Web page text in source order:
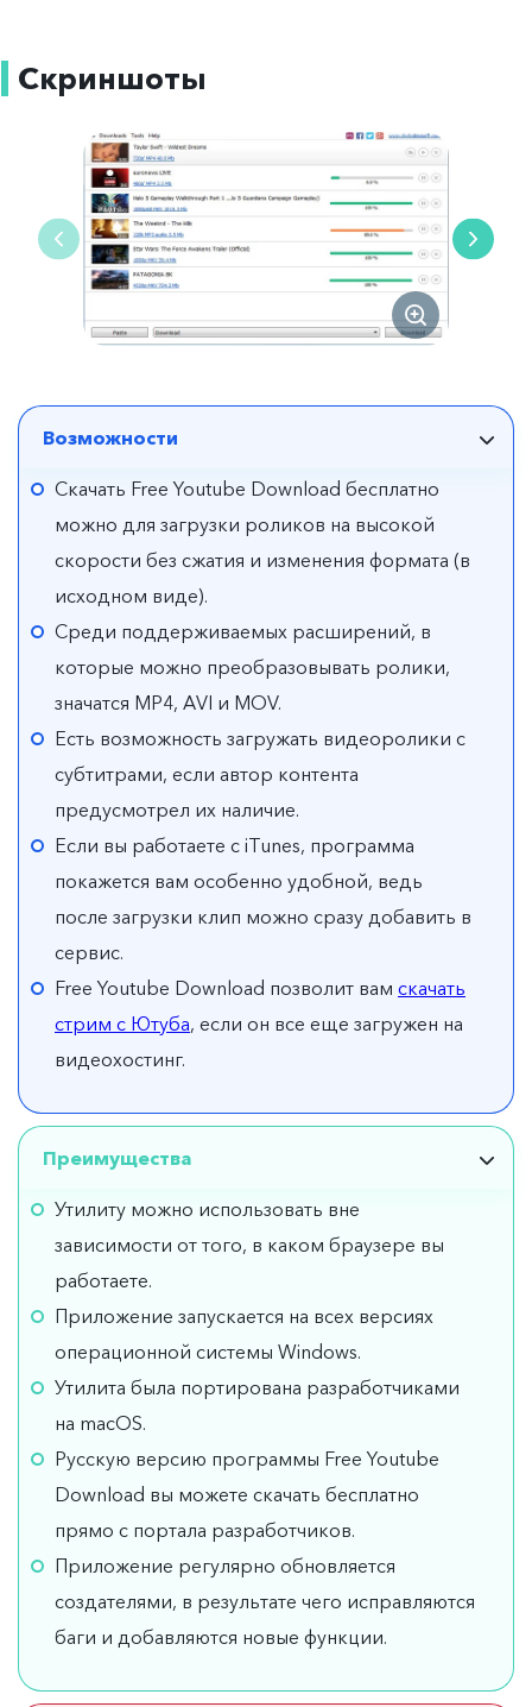
Скриншоты
Возможности
Скачать Free Youtube Download бесплатно
можно для загрузки роликов на высокой
скорости без сжатия и изменения формата (в
исходном виде).
Среди поддерживаемых расширений, в
которые можно преобразовывать ролики,
значатся MP4, AVI и MOV.
Есть возможность загружать видеоролики с
субтитрами, если автор контента
предусмотрел их наличие.
Если вы работаете с iTunes, программа
покажется вам особенно удобной, ведь
после загрузки клип можно сразу добавить в
сервис.
Free Youtube Download позволит вам скачать
стрим с Ютуба, если он все еще загружен на
видеохостинг.
Преимущества
Утилиту можно использовать вне
зависимости от того, в каком браузере вы
работаете.
Приложение запускается на всех версиях
операционной системы Windows.
Утилита была портирована разработчиками
на macOS.
Русскую версию программы Free Youtube
Download вы можете скачать бесплатно
прямо с портала разработчиков.
Приложение регулярно обновляется
создателями, в результате чего исправляются
баги и добавляются новые функции.